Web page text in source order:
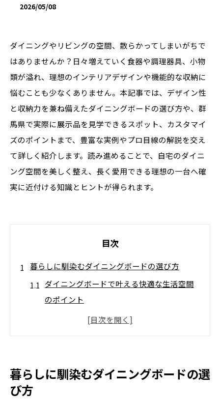
2026/05/08
ダイニングやリビングの空間、散らかってしまいがちで
はありませんか？日々増えていく食器や調理器具、小物
類が溢れ、理想のインテリアデザインや機能的な収納に
悩むことも少なくありません。本記事では、デザイン性
と収納力を兼ね備えたダイニングボードの選び方や、群
馬県で実際に展示品を見学できるスポット、カスタマイ
ズのポイントまで、豊富な実例やプロ目線の解説を交え
て詳しく紹介します。読み進めることで、自宅のダイニ
ング空間を美しく整え、長く愛用できる理想の一台へ確
実に近付ける知識とヒントが得られます。
目次
暮らしに馴染むダイニングボードの選び方
ダイニングボードで叶える快適な生活空間
のポイント
収納力とデザイン性を両立したダイニング
定基準
ダイニングボードがもたらす暮らしの変化
暮らしに馴染むダイニングボードの選
び方